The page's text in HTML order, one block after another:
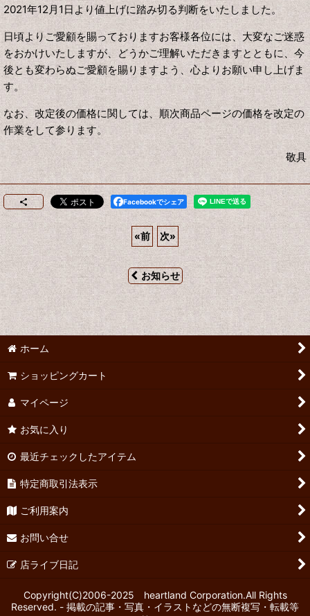
2021年12月1日より値上げに踏み切る判断をいたしました。
日頃よりご愛顧を賜っておりますお客様各位には、大変なご迷惑
をおかけいたしますが、どうかご理解いただきますとともに、今
後とも変わらぬご愛顧を賜りますよう、心よりお願い申し上げま
す。
なお、改定後の価格に関しては、順次商品ページの価格を改定の
作業をして参ります。
敬具
Facebookでシェア
«前 次»
お知らせ
ホーム
ショッピングカート
マイページ
お気に入り
最近チェックしたアイテム
特定商取引法表示
ご利用案内
お問い合せ
店ライブ日記
Copyright(C)2006-2025 heartland Corporation.All Rights
Reserved. - 掲載の記事・写真・イラストなどの無断複写・転載等